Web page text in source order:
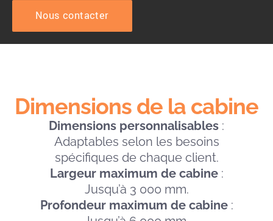
Nous contacter
Dimensions de la cabine
Dimensions personnalisables :
Adaptables selon les besoins
spécifiques de chaque client.
Largeur maximum de cabine:
Jusqu’à 3 000 mm.
Profondeur maximum de cabine: